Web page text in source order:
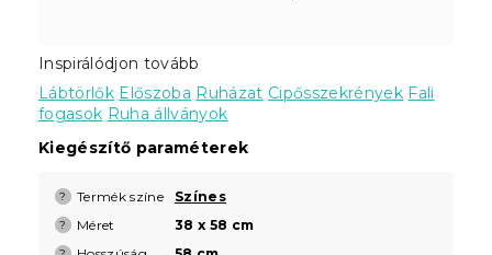
Inspirálódjon tovább
Lábtörlők Előszoba Ruházat Cipősszekrények Fali
fogasok Ruha állványok
Kiegészítő paraméterek
? Termék színe Színes
? Méret 38 x 58 cm